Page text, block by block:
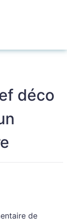
déco
de